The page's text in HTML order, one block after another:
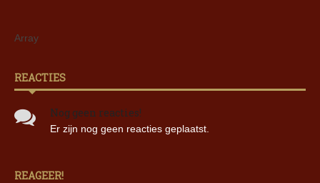
Array
REACTIES
Nog geen reacties!
Er zijn nog geen reacties geplaatst.
REAGEER!